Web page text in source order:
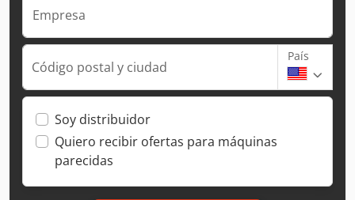
Empresa
Código postal y ciudad
País
Soy distribuidor
Quiero recibir ofertas para máquinas
parecidas